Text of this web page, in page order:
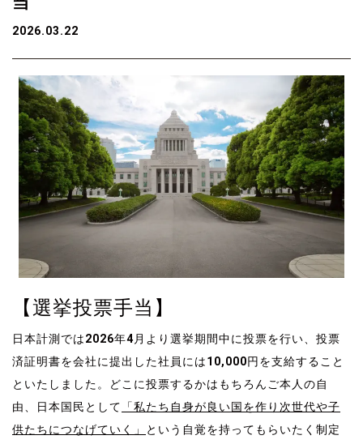
2026.03.22
【選挙投票手当】
日本計測では2026年4月より選挙期間中に投票を行い、投票
済証明書を会社に提出した社員には10,000円を支給すること
といたしました。どこに投票するかはもちろんご本人の自
由、日本国民として
「私たち自身が良い国を作り次世代や子
供たちにつなげていく」
という自覚を持ってもらいたく制定